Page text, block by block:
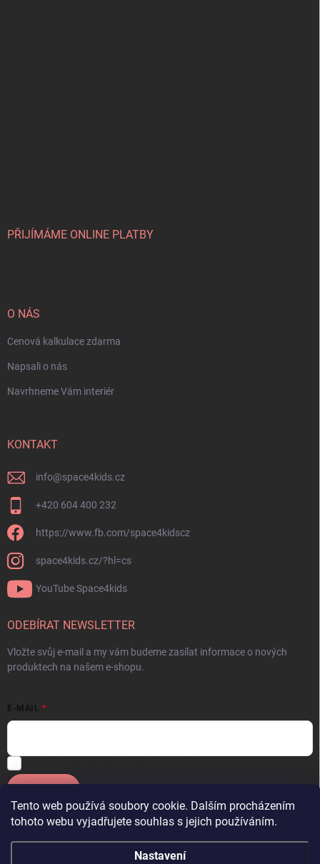
Tento web používá soubory cookie. Dalším procházením
tohoto webu vyjadřujete souhlas s jejich používáním.
Nastavení
PŘIJÍMÁME ONLINE PLATBY
O NÁS
Cenová kalkulace zdarma
Napsali o nás
Navrhneme Vám interiér
KONTAKT
info@space4kids.cz
+420 604 400 232
https://www.fb.com/space4kidscz
space4kids.cz/?hl=cs
YouTube Space4kids
ODEBÍRAT NEWSLETTER
Vložte svůj e-mail a my vám budeme zasílat informace o nových
produktech na našem e-shopu.
E-MAIL
Facebook OneSpace Instagram YouTube Space4kids